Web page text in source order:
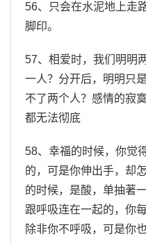
56、只会在水泥地上走
脚印。
57、相爱时，我们明明
一人？分开后，明明只
不了两个人？感情的寂
都无法彻底
58、幸福的时候，你觉
的，可是你伸出手，却
的时候，是酸，单抽著
跟呼吸连在一起的，你
除非你不呼吸，可是你